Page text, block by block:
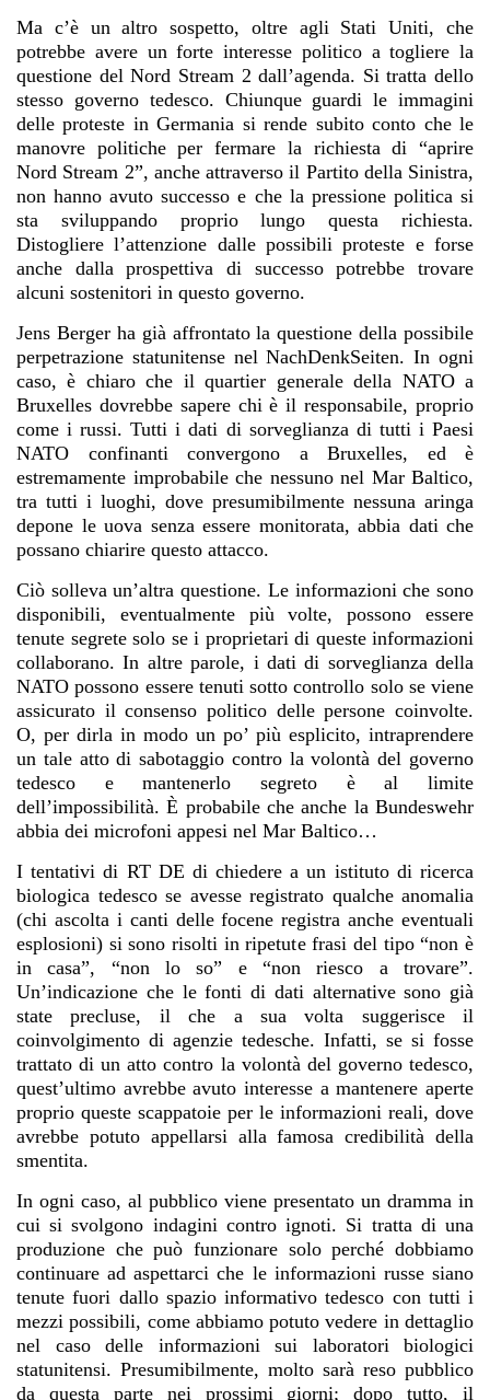
Ma c’è un altro sospetto, oltre agli Stati Uniti, che
potrebbe avere un forte interesse politico a togliere la
questione del Nord Stream 2 dall’agenda. Si tratta dello
stesso governo tedesco. Chiunque guardi le immagini
delle proteste in Germania si rende subito conto che le
manovre politiche per fermare la richiesta di “aprire
Nord Stream 2”, anche attraverso il Partito della Sinistra,
non hanno avuto successo e che la pressione politica si
sta sviluppando proprio lungo questa richiesta.
Distogliere l’attenzione dalle possibili proteste e forse
anche dalla prospettiva di successo potrebbe trovare
alcuni sostenitori in questo governo.
Jens Berger ha già affrontato la questione della possibile
perpetrazione statunitense nel NachDenkSeiten. In ogni
caso, è chiaro che il quartier generale della NATO a
Bruxelles dovrebbe sapere chi è il responsabile, proprio
come i russi. Tutti i dati di sorveglianza di tutti i Paesi
NATO confinanti convergono a Bruxelles, ed è
estremamente improbabile che nessuno nel Mar Baltico,
tra tutti i luoghi, dove presumibilmente nessuna aringa
depone le uova senza essere monitorata, abbia dati che
possano chiarire questo attacco.
Ciò solleva un’altra questione. Le informazioni che sono
disponibili, eventualmente più volte, possono essere
tenute segrete solo se i proprietari di queste informazioni
collaborano. In altre parole, i dati di sorveglianza della
NATO possono essere tenuti sotto controllo solo se viene
assicurato il consenso politico delle persone coinvolte.
O, per dirla in modo un po’ più esplicito, intraprendere
un tale atto di sabotaggio contro la volontà del governo
tedesco e mantenerlo segreto è al limite
dell’impossibilità. È probabile che anche la Bundeswehr
abbia dei microfoni appesi nel Mar Baltico…
I tentativi di RT DE di chiedere a un istituto di ricerca
biologica tedesco se avesse registrato qualche anomalia
(chi ascolta i canti delle focene registra anche eventuali
esplosioni) si sono risolti in ripetute frasi del tipo “non è
in casa”, “non lo so” e “non riesco a trovare”.
Un’indicazione che le fonti di dati alternative sono già
state precluse, il che a sua volta suggerisce il
coinvolgimento di agenzie tedesche. Infatti, se si fosse
trattato di un atto contro la volontà del governo tedesco,
quest’ultimo avrebbe avuto interesse a mantenere aperte
proprio queste scappatoie per le informazioni reali, dove
avrebbe potuto appellarsi alla famosa credibilità della
smentita.
In ogni caso, al pubblico viene presentato un dramma in
cui si svolgono indagini contro ignoti. Si tratta di una
produzione che può funzionare solo perché dobbiamo
continuare ad aspettarci che le informazioni russe siano
tenute fuori dallo spazio informativo tedesco con tutti i
mezzi possibili, come abbiamo potuto vedere in dettaglio
nel caso delle informazioni sui laboratori biologici
statunitensi. Presumibilmente, molto sarà reso pubblico
da questa parte nei prossimi giorni; dopo tutto, il